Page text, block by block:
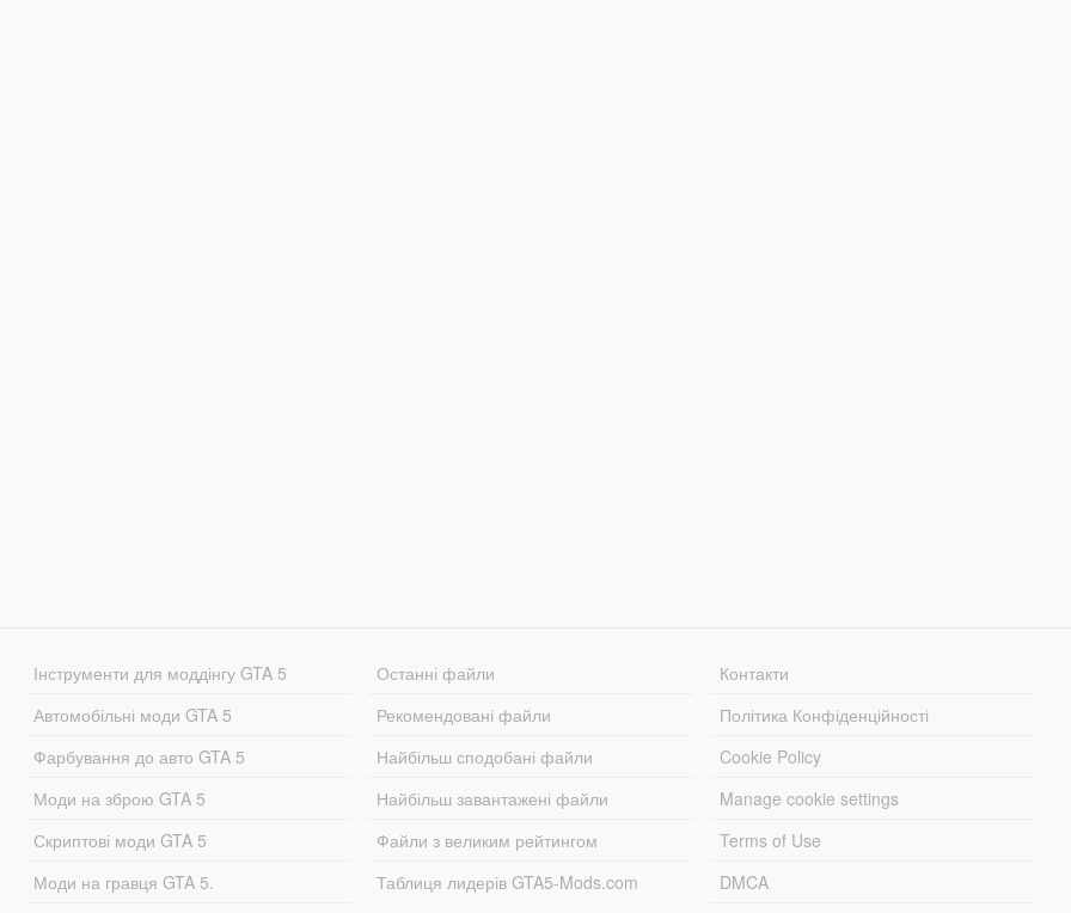
Інструменти для моддінгу GTA 5
Автомобільні моди GTA 5
Фарбування до авто GTA 5
Моди на зброю GTA 5
Скриптові моди GTA 5
Моди на гравця GTA 5.
Останні файли
Рекомендовані файли
Найбільш сподобані файли
Найбільш завантажені файли
Файли з великим рейтингом
Таблиця лидерів GTA5-Mods.com
Контакти
Політика Конфіденційності
Cookie Policy
Manage cookie settings
Terms of Use
DMCA